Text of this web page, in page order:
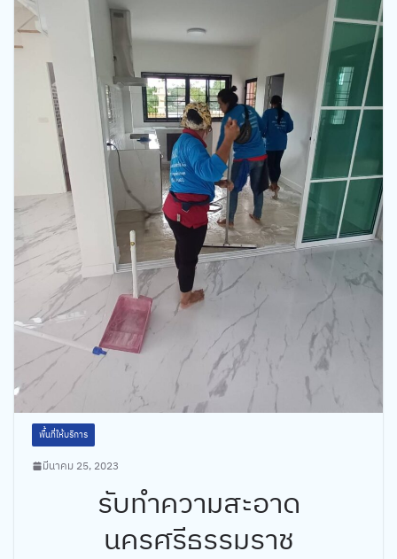
พื้นที่ให้บริการ
มีนาคม 25, 2023
รับทำความสะอาด
นครศรีธรรมราช